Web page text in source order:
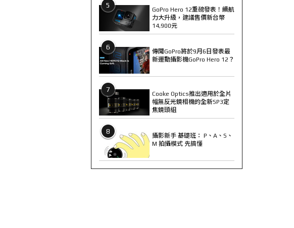
5
GoPro Hero 12重磅發表！續航
力大升級，建議售價新台幣
14,900元
6
傳聞GoPro將於9月6日發表最
新運動攝影機GoPro Hero 12？
7
Cooke Optics推出適用於全片
幅無反光鏡相機的全新SP3定
焦鏡頭組
8
攝影新手 基礎班： P、A、S、
M 拍攝模式 先搞懂